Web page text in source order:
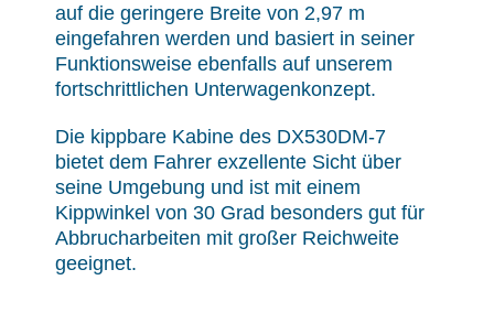
auf die geringere Breite von 2,97 m
eingefahren werden und basiert in seiner
Funktionsweise ebenfalls auf unserem
fortschrittlichen Unterwagenkonzept.
Die kippbare Kabine des DX530DM-7
bietet dem Fahrer exzellente Sicht über
seine Umgebung und ist mit einem
Kippwinkel von 30 Grad besonders gut für
Abbrucharbeiten mit großer Reichweite
geeignet.